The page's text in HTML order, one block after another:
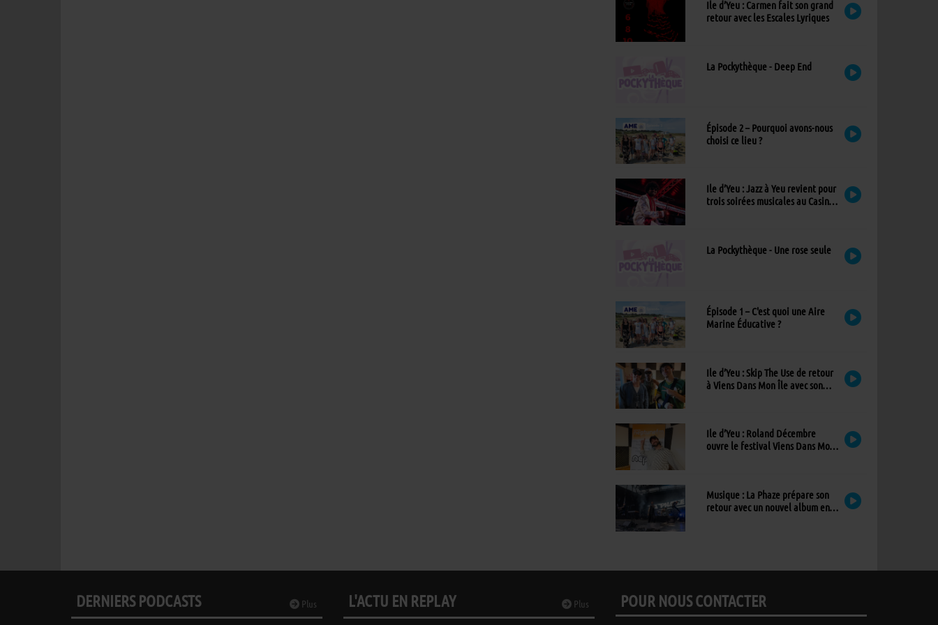
Ile d’Yeu : Carmen fait son grand
retour avec les Escales Lyriques
La Pockythèque - Deep End
Épisode 2 – Pourquoi avons-nous
choisi ce lieu ?
Ile d’Yeu : Jazz à Yeu revient pour
trois soirées musicales au Casino,
La Pockythèque - Une rose seule
Épisode 1 – C'est quoi une Aire
Marine Éducative ?
Ile d’Yeu : Skip The Use de retour
à Viens Dans Mon Île avec son
Ile d’Yeu : Roland Décembre
ouvre le festival Viens Dans Mon
Musique : La Phaze prépare son
retour avec un nouvel album en
Plus
DERNIERS PODCASTS Plus
L'ACTU EN REPLAY POUR NOUS CONTACTER